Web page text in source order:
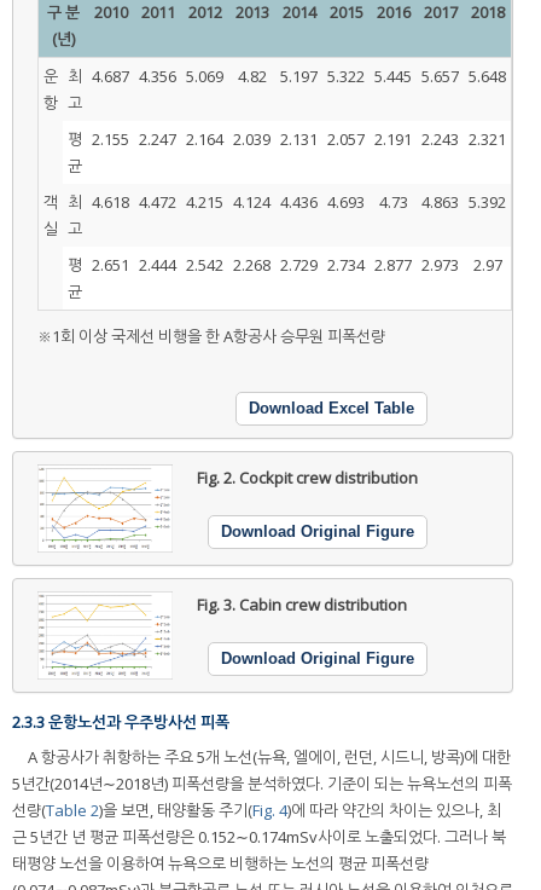
구 분
(년)
2010 2011 2012 2013 2014 2015 2016 2017 2018
운
항
최
고
4.687 4.356 5.069 4.82 5.197 5.322 5.445 5.657 5.648
평
균
2.155 2.247 2.164 2.039 2.131 2.057 2.191 2.243 2.321
객
실
최
고
4.618 4.472 4.215 4.124 4.436 4.693 4.73 4.863 5.392
평
균
2.651 2.444 2.542 2.268 2.729 2.734 2.877 2.973 2.97
※1회 이상 국제선 비행을 한 A항공사 승무원 피폭선량
Download Excel Table
Fig. 2. Cockpit crew distribution
Download Original Figure
Fig. 3. Cabin crew distribution
Download Original Figure
2.3.3 운항노선과 우주방사선 피폭
A 항공사가 취항하는 주요 5개 노선(뉴욕, 엘에이, 런던, 시드니, 방콕)에 대한
5년간(2014년∼2018년) 피폭선량을 분석하였다. 기준이 되는 뉴욕노선의 피폭
선량(Table 2)을 보면, 태양활동 주기(Fig. 4)에 따라 약간의 차이는 있으나, 최
근 5년간 년 평균 피폭선량은 0.152∼0.174mSv사이로 노출되었다. 그러나 북
태평양 노선을 이용하여 뉴욕으로 비행하는 노선의 평균 피폭선량